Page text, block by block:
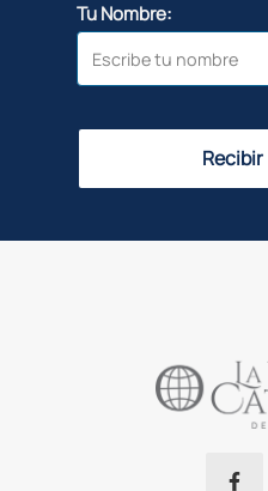
Tu Nombre:
Recibir